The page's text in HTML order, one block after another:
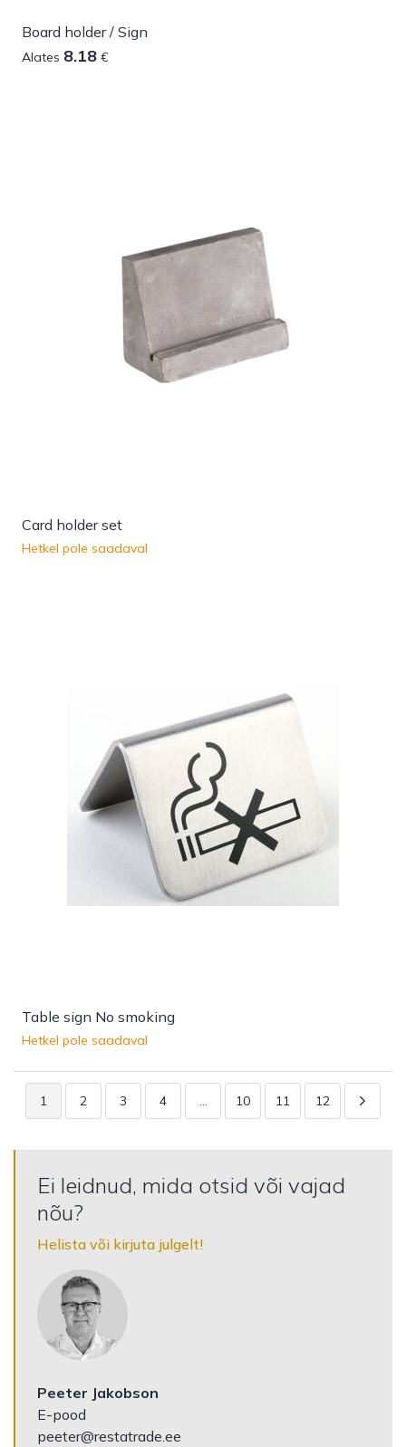
Board holder / Sign
Alates 8.18 €
Card holder set
Hetkel pole saadaval
Table sign No smoking
Hetkel pole saadaval
1 2 3 4 … 10 11 12
Ei leidnud, mida otsid või vajad
nõu?
Helista või kirjuta julgelt!
Peeter Jakobson
E-pood
peeter@restatrade.ee